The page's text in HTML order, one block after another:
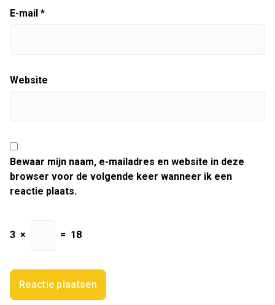
E-mail *
Website
Bewaar mijn naam, e-mailadres en website in deze
browser voor de volgende keer wanneer ik een
reactie plaats.
3 × = 18